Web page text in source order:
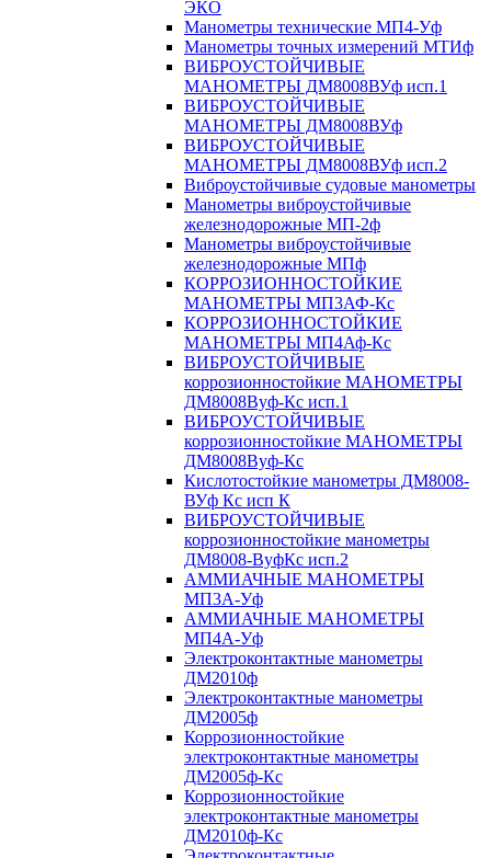
ЭКО
Манометры технические МП4-Уф
Манометры точных измерений МТИф
ВИБРОУСТОЙЧИВЫЕ
МАНОМЕТРЫ ДМ8008ВУф исп.1
ВИБРОУСТОЙЧИВЫЕ
МАНОМЕТРЫ ДМ8008ВУф
ВИБРОУСТОЙЧИВЫЕ
МАНОМЕТРЫ ДМ8008ВУф исп.2
Виброустойчивые судовые манометры
Манометры виброустойчивые
железнодорожные МП-2ф
Манометры виброустойчивые
железнодорожные МПф
КОРРОЗИОННОСТОЙКИЕ
МАНОМЕТРЫ МП3АФ-Кс
КОРРОЗИОННОСТОЙКИЕ
МАНОМЕТРЫ МП4Аф-Кс
ВИБРОУСТОЙЧИВЫЕ
коррозионностойкие МАНОМЕТРЫ
ДМ8008Вуф-Кс исп.1
ВИБРОУСТОЙЧИВЫЕ
коррозионностойкие МАНОМЕТРЫ
ДМ8008Вуф-Кс
Кислотостойкие манометры ДМ8008-
ВУф Кс исп К
ВИБРОУСТОЙЧИВЫЕ
коррозионностойкие манометры
ДМ8008-ВуфКс исп.2
АММИАЧНЫЕ МАНОМЕТРЫ
МП3А-Уф
АММИАЧНЫЕ МАНОМЕТРЫ
МП4А-Уф
Электроконтактные манометры
ДМ2010ф
Электроконтактные манометры
ДМ2005ф
Коррозионностойкие
электроконтактные манометры
ДМ2005ф-Кс
Коррозионностойкие
электроконтактные манометры
ДМ2010ф-Кс